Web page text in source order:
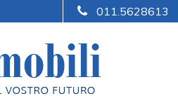
011.5628613